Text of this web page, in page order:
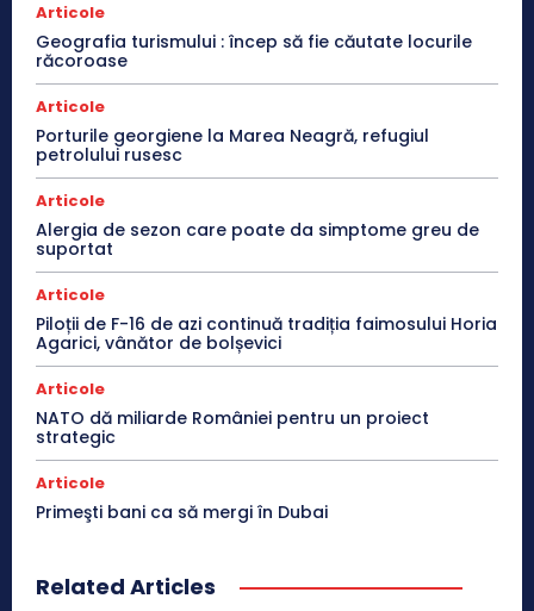
Articole
Geografia turismului : încep să fie căutate locurile
răcoroase
Articole
Porturile georgiene la Marea Neagră, refugiul
petrolului rusesc
Articole
Alergia de sezon care poate da simptome greu de
suportat
Articole
Piloții de F-16 de azi continuă tradiția faimosului Horia
Agarici, vânător de bolșevici
Articole
NATO dă miliarde României pentru un proiect
strategic
Articole
Primeşti bani ca să mergi în Dubai
Related Articles